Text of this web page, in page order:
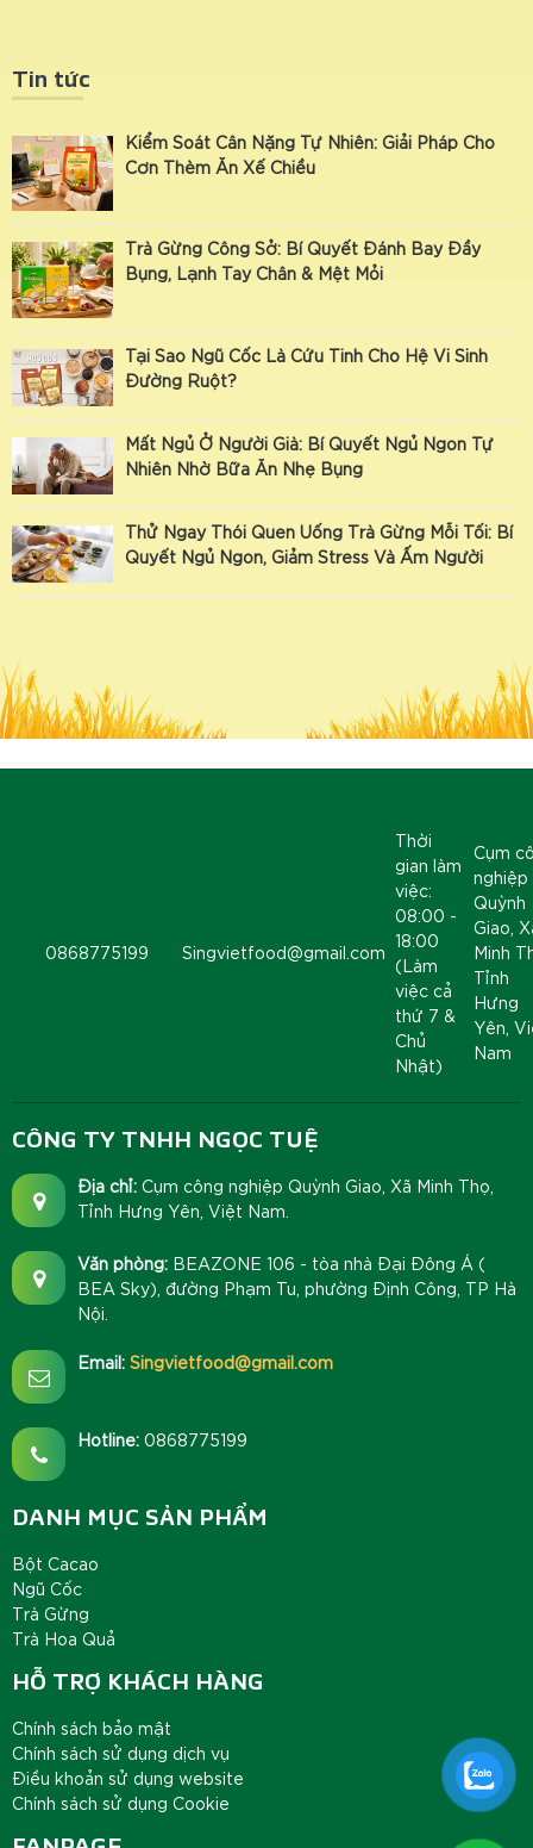
Tin tức
Kiểm Soát Cân Nặng Tự Nhiên: Giải Pháp Cho
Cơn Thèm Ăn Xế Chiều
Trà Gừng Công Sở: Bí Quyết Đánh Bay Đầy
Bụng, Lạnh Tay Chân & Mệt Mỏi
Tại Sao Ngũ Cốc Là Cứu Tinh Cho Hệ Vi Sinh
Đường Ruột?
Mất Ngủ Ở Người Già: Bí Quyết Ngủ Ngon Tự
Nhiên Nhờ Bữa Ăn Nhẹ Bụng
Thử Ngay Thói Quen Uống Trà Gừng Mỗi Tối: Bí
Quyết Ngủ Ngon, Giảm Stress Và Ấm Người
0868775199 Singvietfood@gmail.com
Thời
gian làm
việc:
08:00 -
18:00
(Làm
việc cả
thứ 7 &
Chủ
Nhật)
Cụm
nghiệp
Quỳnh
Giao,
Minh
Tỉnh
Hưng
Yên,
Nam
CÔNG TY TNHH NGỌC TUỆ
Địa chỉ: Cụm công nghiệp Quỳnh Giao, Xã Minh Thọ,
Tỉnh Hưng Yên, Việt Nam.
Văn phòng: BEAZONE 106 - tòa nhà Đại Đông Á (
BEA Sky), đường Phạm Tu, phường Định Công, TP Hà
Nội.
Email: Singvietfood@gmail.com
Hotline: 0868775199
DANH MỤC SẢN PHẨM
Bột Cacao
Ngũ Cốc
Trà Gừng
Trà Hoa Quả
HỖ TRỢ KHÁCH HÀNG
Chính sách bảo mật
Chính sách sử dụng dịch vụ
Điều khoản sử dụng website
Chính sách sử dụng Cookie